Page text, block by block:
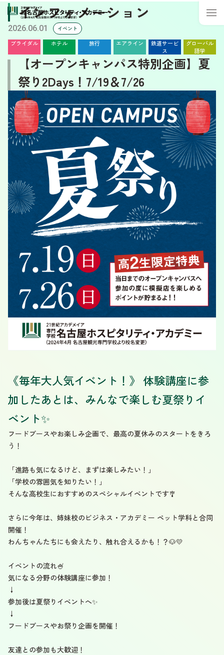
インフォメーション
2026.06.01 イベント
ブライダル ホテル 旅行 エアライン
鉄道サービ
ス
グローバル
語学
【オープンキャンパス特別企画】夏
祭り2Days！7/19＆7/26
《毎年大人気イベント！》 体験講座に参
加したあとは、みんなで楽しむ夏祭りイ
ベント✨
フードブースやお楽しみ企画で、最高の夏休みのスタートをきろ
う！
「進路も気になるけど、まずは楽しみたい！」
「学校の雰囲気を知りたい！」
そんな高校生におすすめのスペシャルイベントです🎐
さらに今年は、姉妹校のビジネス・アカデミー ペット学科と合同
開催！
わんちゃんたちにも会えたり、触れ合えるかも！？🐶💛
イベントの流れ🍧
気になる分野の体験講座に参加！
↓
参加後は夏祭りイベントへ✨
↓
フードブースやお祭り企画を開催！
友達との参加も大歓迎！